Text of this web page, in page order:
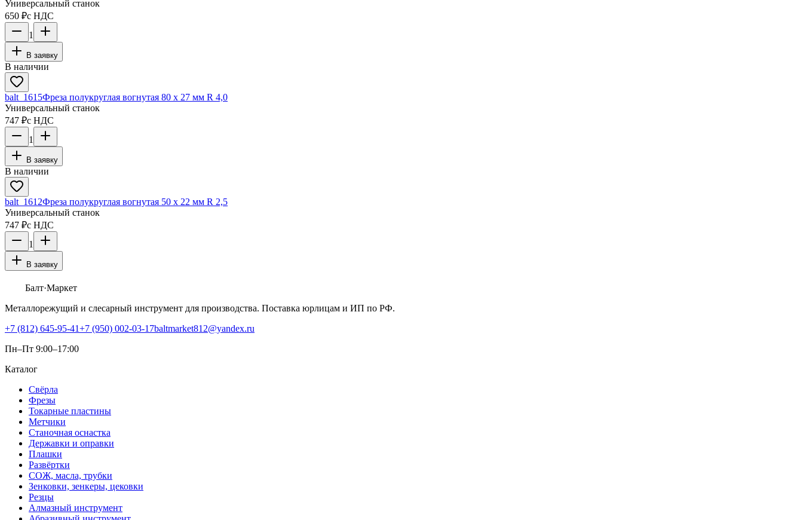
Универсальный станок
650 ₽с НДС
1
В заявку
В наличии
balt_1615Фреза полукруглая вогнутая 80 х 27 мм R 4,0
Универсальный станок
747 ₽с НДС
1
В заявку
В наличии
balt_1612Фреза полукруглая вогнутая 50 х 22 мм R 2,5
Универсальный станок
747 ₽с НДС
1
В заявку
Балт·Маркет
Металлорежущий и слесарный инструмент для производства. Поставка юрлицам и ИП по РФ.
+7 (812) 645-95-41+7 (950) 002-03-17baltmarket812@yandex.ru
Пн–Пт 9:00–17:00
Каталог
Свёрла
Фрезы
Токарные пластины
Метчики
Станочная оснастка
Державки и оправки
Плашки
Развёртки
СОЖ, масла, трубки
Зенковки, зенкеры, цековки
Резцы
Алмазный инструмент